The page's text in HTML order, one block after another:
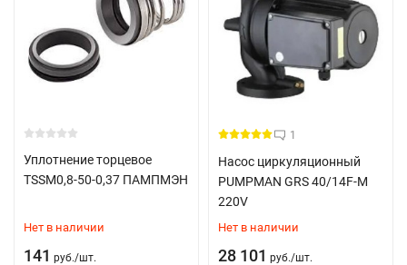
Уплотнение торцевое
TSSM0,8-50-0,37 ПАМПМЭН
Нет в наличии
141 руб./шт.
1
Насос циркуляционный
PUMPMAN GRS 40/14F-M
220V
Нет в наличии
28 101 руб./шт.